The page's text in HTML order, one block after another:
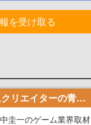
を受け取る
若ゲのいたり〜ゲームクリエイターの青春〜
圭一のゲーム業界取材